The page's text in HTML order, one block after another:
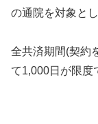
の通院を対象と
全共済期間(契約
て1,000日が限度